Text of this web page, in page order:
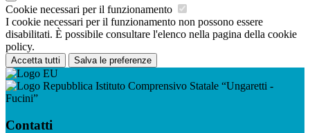
Cookie necessari per il funzionamento
I cookie necessari per il funzionamento non possono essere
disabilitati. È possibile consultare l'elenco nella pagina della cookie
policy.
Accetta tutti Salva le preferenze
Istituto Comprensivo Statale “Ungaretti -
Fucini”
Contatti